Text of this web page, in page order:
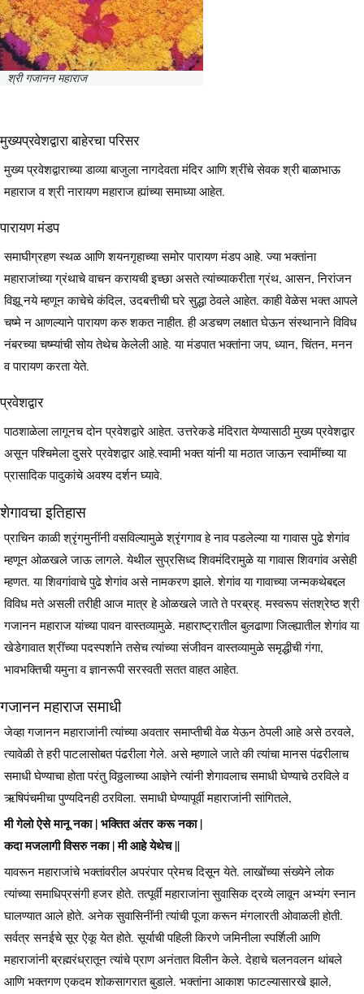
श्री गजानन महाराज
मुख्यप्रवेशद्वारा बाहेरचा परिसर
मुख्य प्रवेशद्वाराच्या डाव्या बाजुला नागदेवता मंदिर आणि श्रींचे सेवक श्री बाळाभाऊ
महाराज व श्री नारायण महाराज ह्यांच्या समाध्या आहेत.
पारायण मंडप
समाघीग्रहण स्थळ आणि शयनगृहाच्या समोर पारायण मंडप आहे. ज्या भक्तांना
महाराजांच्या ग्रंथाचे वाचन करायची इच्छा असते त्यांच्याकरीता ग्रंथ, आसन, निरांजन
विझू नये म्हणून काचेचे कंदिल, उदबत्तीची घरे सुद्धा ठेवले आहेत. काही वेळेस भक्त आपले
चष्मे न आणल्याने पारायण करु शकत नाहीत. ही अडचण लक्षात घेऊन संस्थानाने विविध
नंबरच्या चष्म्यांची सोय तेथेच केलेली आहे. या मंडपात भक्तांना जप, ध्यान, चिंतन, मनन
व पारायण करता येते.
प्रवेशद्वार
पाठशाळेला लागूनच दोन प्रवेशद्वारे आहेत. उत्तरेकडे मंदिरात येण्यासाठी मुख्य प्रवेशद्वार
असून पश्चिमेला दुसरे प्रवेशद्वार आहे.स्वामी भक्त यांनी या मठात जाऊन स्वामींच्या या
प्रासादिक पादुकांचे अवश्य दर्शन घ्यावे.
शेगावचा इतिहास
प्राचिन काळी श्रृंगमुनींनी वसविल्यामुळे श्रृंगगाव हे नाव पडलेल्या या गावास पुढे शेगांव
म्हणून ओळखले जाऊ लागले. येथील सुप्रसिध्द शिवमंदिरामुळे या गावास शिवगांव असेही
म्हणत. या शिवगांवाचे पुढे शेगांव असे नामकरण झाले. शेगांव या गावाच्या जन्मकथेबद्दल
विविध मते असली तरीही आज मात्र हे ओळखले जाते ते परब्रह्. मस्वरूप संतश्रेष्ठ श्री
गजानन महाराज यांच्या पावन वास्तव्यामुळे. महाराष्ट्रातील बुलढाणा जिल्ह्यातील शेगांव या
खेडेगावात श्रींच्या पदस्पर्शाने तसेच त्यांच्या संजीवन वास्तव्यामुळे समृद्धीची गंगा,
भावभक्तिची यमुना व ज्ञानरूपी सरस्वती सतत वाहत आहेत.
गजानन महाराज समाधी
जेव्हा गजानन महाराजांनी त्यांच्या अवतार समाप्तीची वेळ येऊन ठेपली आहे असे ठरवले,
त्यावेळी ते हरी पाटलासोबत पंढरीला गेले. असे म्हणाले जाते की त्यांचा मानस पंढरीलाच
समाधी घेण्याचा होता परंतु विठ्ठलाच्या आज्ञेने त्यांनी शेगावलाच समाधी घेण्याचे ठरविले व
ऋषिपंचमीचा पुण्यदिनही ठरविला. समाधी घेण्यापूर्वी महाराजांनी सांगितले,
मी गेलो ऐसे मानू नका | भक्तित अंतर करू नका |
कदा मजलागी विसरु नका | मी आहे येथेच ||
याव‍रून महाराजांचे भक्तांवरील अपरंपार प्रेमच दिसून येते. लाखोंच्या संख्येने लोक
त्यांच्या समाधिप्रसंगी हजर होते. तत्पूर्वी महाराजांना सुवासिक द्रव्ये लावून अभ्यंग स्नान
घालण्यात आले होते. अनेक सुवासिनींनी त्यांची पूजा करून मंगलारती ओवाळली होती.
सर्वत्र सनईचे सूर ऐकू येत होते. सूर्याची पहिली किरणे जमिनीला स्पर्शिली आणि
महाराजांनी ब्रह्मरंध्रातून त्यांचे प्राण अनंतात विलीन केले. देहाचे चलनवलन थांबले
आणि भक्तगण एकदम शोकसागरात बुडाले. भक्तांना आकाश फाटल्यासारखे झाले,